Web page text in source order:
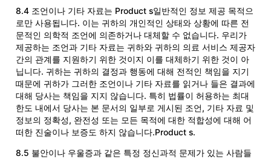
8.4 조언이나 기타 자료는 Product s일반적인 정보 제공 목적으
로만 사용됩니다. 이는 귀하의 개인적인 상태와 상황에 따른 전
문적인 의학적 조언에 의존하거나 대체할 수 없습니다. 우리가
제공하는 조언과 기타 자료는 귀하와 귀하의 의료 서비스 제공자
간의 관계를 지원하기 위한 것이지 이를 대체하기 위한 것이 아
닙니다. 귀하는 귀하의 결정과 행동에 대해 전적인 책임을 지기
때문에 귀하가 그러한 조언이나 기타 자료를 읽거나 들은 결과에
대해 당사는 책임을 지지 않습니다. 특히 법률이 허용하는 최대
한도 내에서 당사는 본 문서의 일부로 게시된 조언, 기타 자료 및
정보의 정확성, 완전성 또는 모든 목적에 대한 적합성에 대해 어
떠한 진술이나 보증도 하지 않습니다.Product s.
8.5 불안이나 우울증과 같은 특정 정신과적 문제가 있는 사람들